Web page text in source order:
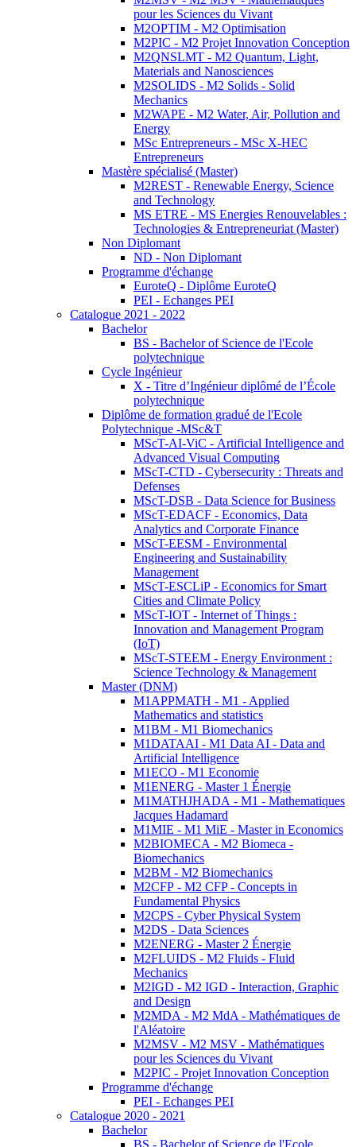
pour les Sciences du Vivant
M2OPTIM - M2 Optimisation
M2PIC - M2 Projet Innovation Conception
M2QNSLMT - M2 Quantum, Light,
Materials and Nanosciences
M2SOLIDS - M2 Solids - Solid
Mechanics
M2WAPE - M2 Water, Air, Pollution and
Energy
MSc Entrepreneurs - MSc X-HEC
Entrepreneurs
Mastère spécialisé (Master)
M2REST - Renewable Energy, Science
and Technology
MS ETRE - MS Energies Renouvelables :
Technologies & Entrepreneuriat (Master)
Non Diplomant
ND - Non Diplomant
Programme d'échange
EuroteQ - Diplôme EuroteQ
PEI - Echanges PEI
Catalogue 2021 - 2022
Bachelor
BS - Bachelor of Science de l'Ecole
polytechnique
Cycle Ingénieur
X - Titre d’Ingénieur diplômé de l’École
polytechnique
Diplôme de formation gradué de l'Ecole
Polytechnique -MSc&T
MScT-AI-ViC - Artificial Intelligence and
Advanced Visual Computing
MScT-CTD - Cybersecurity : Threats and
Defenses
MScT-DSB - Data Science for Business
MScT-EDACF - Economics, Data
Analytics and Corporate Finance
MScT-EESM - Environmental
Engineering and Sustainability
Management
MScT-ESCLiP - Economics for Smart
Cities and Climate Policy
MScT-IOT - Internet of Things :
Innovation and Management Program
(IoT)
MScT-STEEM - Energy Environment :
Science Technology & Management
Master (DNM)
M1APPMATH - M1 - Applied
Mathematics and statistics
M1BM - M1 Biomechanics
M1DATAAI - M1 Data AI - Data and
Artificial Intelligence
M1ECO - M1 Economie
M1ENERG - Master 1 Énergie
M1MATHJHADA - M1 - Mathematiques
Jacques Hadamard
M1MIE - M1 MiE - Master in Economics
M2BIOMECA - M2 Biomeca -
Biomechanics
M2BM - M2 Biomechanics
M2CFP - M2 CFP - Concepts in
Fundamental Physics
M2CPS - Cyber Physical System
M2DS - Data Sciences
M2ENERG - Master 2 Énergie
M2FLUIDS - M2 Fluids - Fluid
Mechanics
M2IGD - M2 IGD - Interaction, Graphic
and Design
M2MDA - M2 MdA - Mathématiques de
l'Aléatoire
M2MSV - M2 MSV - Mathématiques
pour les Sciences du Vivant
M2PIC - Projet Innovation Conception
Programme d'échange
PEI - Echanges PEI
Catalogue 2020 - 2021
Bachelor
BS - Bachelor of Science de l'Ecole